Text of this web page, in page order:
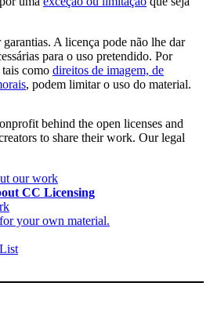
A licença pode não lhe dar
para o uso pretendido. Por
como direitos de imagem, de
, podem limitar o uso do material.
behind the open licenses and
to share their work. Our legal
our work
CC Licensing
your own material.